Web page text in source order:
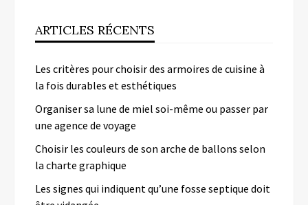
ARTICLES RÉCENTS
Les critères pour choisir des armoires de cuisine à
la fois durables et esthétiques
Organiser sa lune de miel soi-même ou passer par
une agence de voyage
Choisir les couleurs de son arche de ballons selon
la charte graphique
Les signes qui indiquent qu’une fosse septique doit